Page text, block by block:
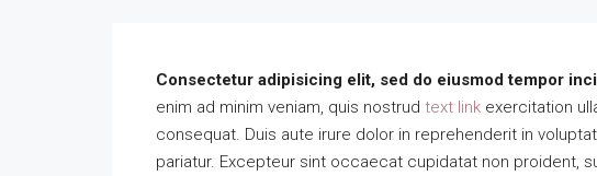
Consectetur adipisicing elit, sed do eiusmod tempor
enim ad minim veniam, quis nostrud text link exercitation
consequat. Duis aute irure dolor in reprehenderit in
pariatur. Excepteur sint occaecat cupidatat non proident,